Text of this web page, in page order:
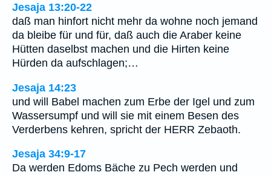
Jesaja 13:20-22
daß man hinfort nicht mehr da wohne noch jemand
da bleibe für und für, daß auch die Araber keine
Hütten daselbst machen und die Hirten keine
Hürden da aufschlagen;…
Jesaja 14:23
und will Babel machen zum Erbe der Igel und zum
Wassersumpf und will sie mit einem Besen des
Verderbens kehren, spricht der HERR Zebaoth.
Jesaja 34:9-17
Da werden Edoms Bäche zu Pech werden und